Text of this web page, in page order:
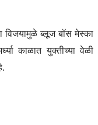
विजयामुळे ब्लूज बॉस मेस्का
काळात युक्तीच्या वेळी